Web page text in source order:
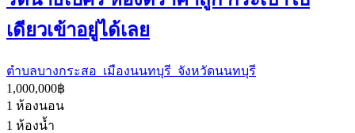
เดียวเข้าอยู่ได้เลย
ตำบลบางกระสอ เมืองนนทบุรี จังหวัดนนทบุรี
1,000,000฿
1 ห้องนอน
1 ห้องน้ำ